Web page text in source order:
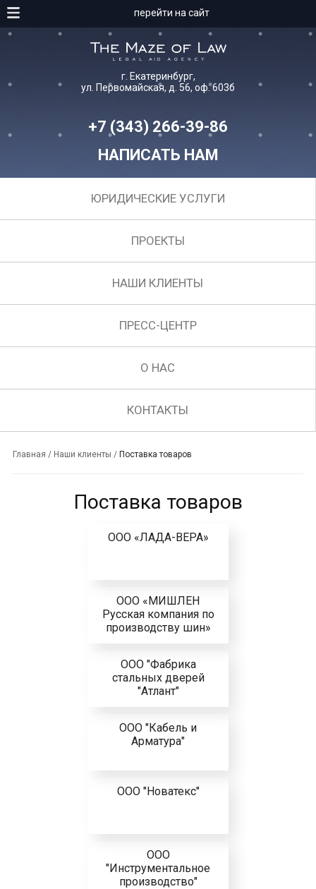
перейти на сайт
г. Екатеринбург,
ул. Первомайская, д. 56, оф. 603б
+7 (343) 266-39-86
НАПИСАТЬ НАМ
ЮРИДИЧЕСКИЕ УСЛУГИ
ПРОЕКТЫ
НАШИ КЛИЕНТЫ
ПРЕСС-ЦЕНТР
О НАС
КОНТАКТЫ
Главная / Наши клиенты / Поставка товаров
Поставка товаров
ООО «ЛАДА-ВЕРА»
ООО «МИШЛЕН
Русская компания по
производству шин»
ООО "Фабрика
стальных дверей
"Атлант"
ООО "Кабель и
Арматура"
ООО "Новатекс"
ООО
"Инструментальное
производство"